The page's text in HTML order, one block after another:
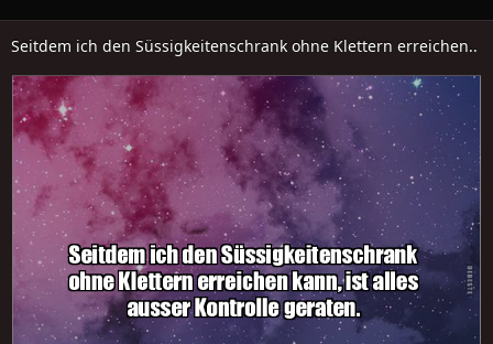
Seitdem ich den Süssigkeitenschrank ohne Klettern erreichen..